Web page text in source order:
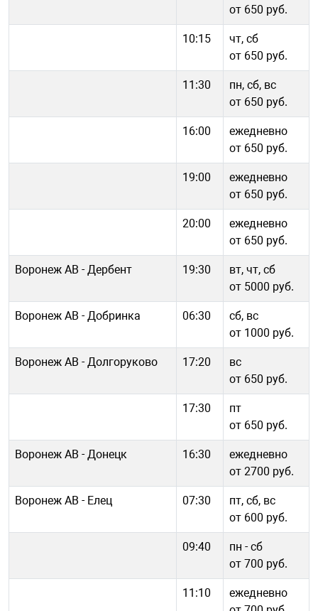
от 650 руб.
10:15
чт, сб
от 650 руб.
11:30
пн, сб, вс
от 650 руб.
16:00
ежедневно
от 650 руб.
19:00
ежедневно
от 650 руб.
20:00
ежедневно
от 650 руб.
Воронеж АВ - Дербент 19:30
вт, чт, сб
от 5000 руб.
Воронеж АВ - Добринка 06:30
сб, вс
от 1000 руб.
Воронеж АВ - Долгоруково 17:20
вс
от 650 руб.
17:30
пт
от 650 руб.
Воронеж АВ - Донецк 16:30
ежедневно
от 2700 руб.
Воронеж АВ - Елец 07:30
пт, сб, вс
от 600 руб.
09:40
пн - cб
от 700 руб.
11:10
ежедневно